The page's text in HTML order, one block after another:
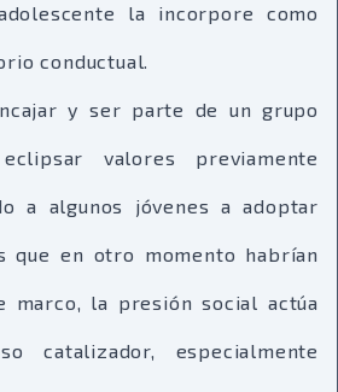
la incorpore como
conductual.
y ser parte de un grupo
valores previamente
a algunos jóvenes a adoptar
que en otro momento habrían
marco, la presión social actúa
catalizador, especialmente